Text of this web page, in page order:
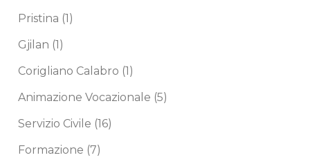
Pristina (1)
Gjilan (1)
Corigliano Calabro (1)
Animazione Vocazionale (5)
Servizio Civile (16)
Formazione (7)